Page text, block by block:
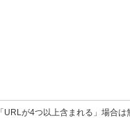
URLが4つ以上含まれる」場合は